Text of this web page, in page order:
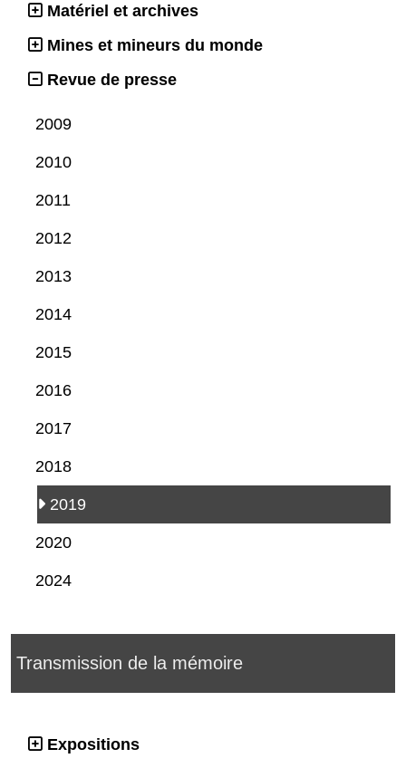
Matériel et archives
Mines et mineurs du monde
Revue de presse
2009
2010
2011
2012
2013
2014
2015
2016
2017
2018
2019
2020
2024
Transmission de la mémoire
Expositions